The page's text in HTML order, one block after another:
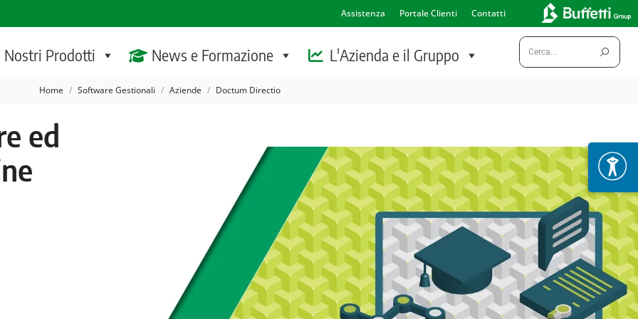
Assistenza Portale Clienti Contatti
Nostri Prodotti News e Formazione L'Azienda e il Gruppo
Cerca:
Tu sei qui:
Home Software Gestionali Aziende Doctum Directio
ed